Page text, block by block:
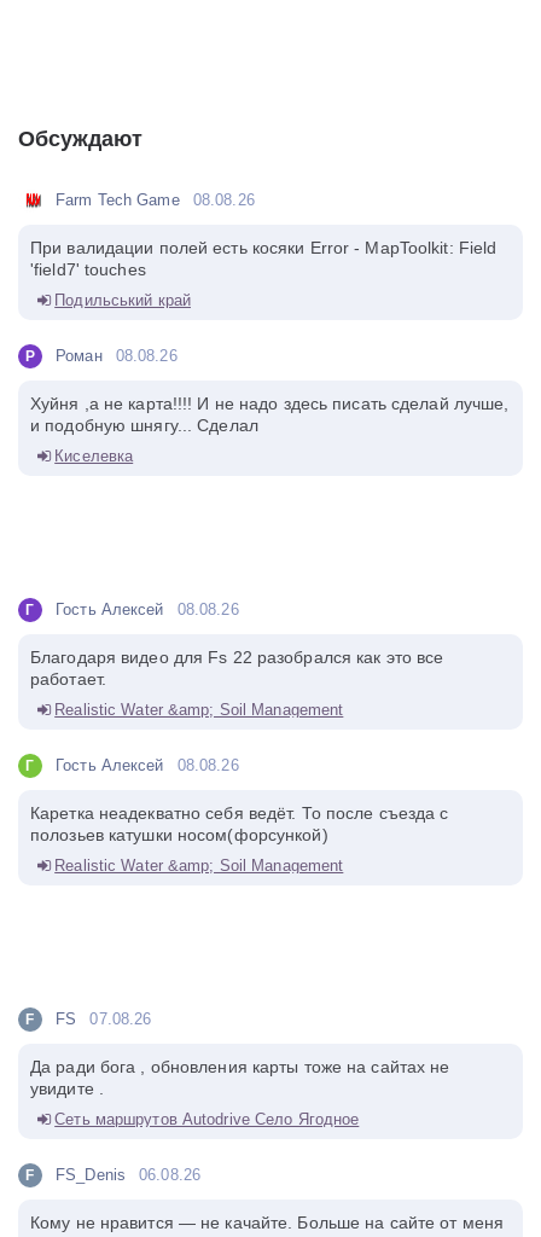
Обсуждают
Farm Tech Game 08.08.26
При валидации полей есть косяки Error - MapToolkit: Field
'field7' touches
Подильський край
Р Роман 08.08.26
Хуйня ,а не карта!!!! И не надо здесь писать сделай лучше,
и подобную шнягу... Сделал
Киселевка
Г Гость Алексей 08.08.26
Благодаря видео для Fs 22 разобрался как это все
работает.
Realistic Water &amp; Soil Management
Г Гость Алексей 08.08.26
Каретка неадекватно себя ведёт. То после съезда с
полозьев катушки носом(форсункой)
Realistic Water &amp; Soil Management
F FS 07.08.26
Да ради бога , обновления карты тоже на сайтах не
увидите .
Сеть маршрутов Autodrive Село Ягодное
F FS_Denis 06.08.26
Кому не нравится — не качайте. Больше на сайте от меня